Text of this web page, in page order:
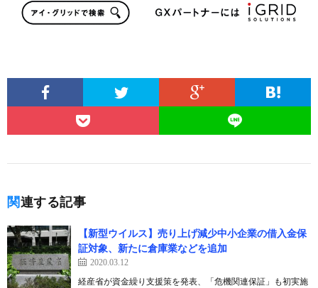
関連する記事
【新型ウイルス】売り上げ減少中小企業の借入金保
証対象、新たに倉庫業などを追加
2020.03.12
経産省が資金繰り支援策を発表、「危機関連保証」も初実施